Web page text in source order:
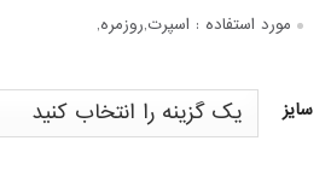
مورد استفاده : اسپرت,روزمره,
سایز